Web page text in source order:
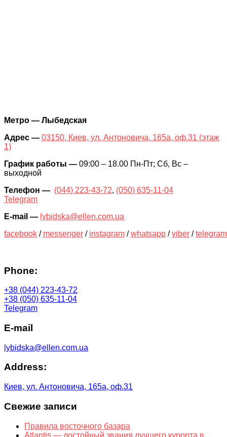
Метро — Лыбедская
Адрес — 03150, Киев, ул. Антоновича, 165а, оф.31 (этаж
1)
График работы — 09:00 – 18.00 Пн-Пт; Сб, Вс –
выходной
Телефон — (044) 223-43-72, (050) 635-11-04
Telegram
E-mail — lybidska@ellen.com.ua
facebook / messenger / instagram /whatsapp /viber /telegram
Phone:
+38 (044) 223-43-72
+38 (050) 635-11-04
Telegram
E-mail
lybidska@ellen.com.ua
Address:
Киев, ул. Антоновича, 165а, оф.31
Свежие записи
Правила восточного базара
Atlantis — достойный звания лучшего курорта в